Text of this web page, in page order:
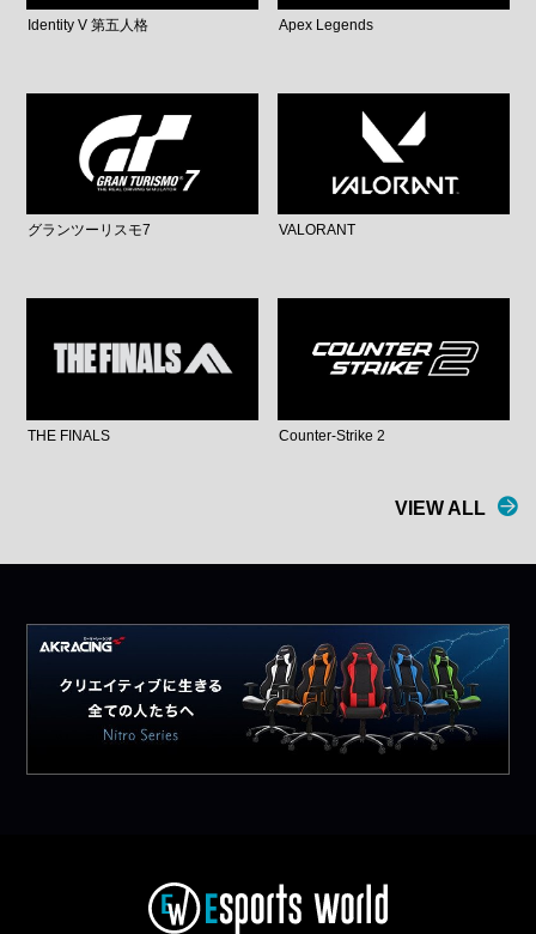
Identity V 第五人格 Apex Legends
グランツーリスモ7 VALORANT
THE FINALS Counter-Strike 2
VIEW ALL